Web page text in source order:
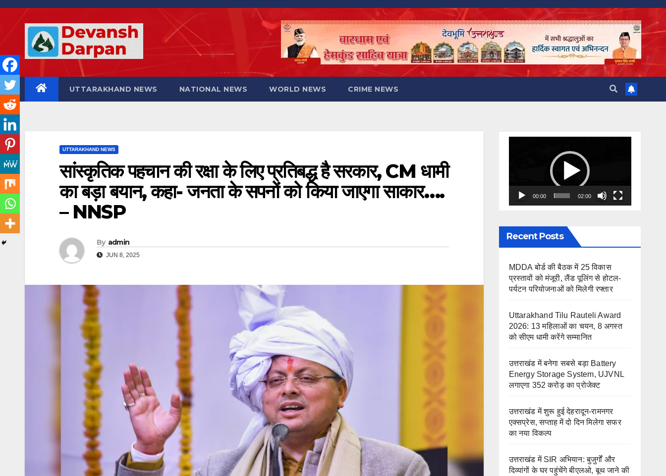
Skip
UTTARAKHAND NEWS NATIONAL NEWS WORLD NEWS CRIME NEWS
UTTARAKHAND NEWS
सांस्कृतिक पहचान की रक्षा के लिए प्रतिबद्ध है सरकार, CM धामी
का बड़ा बयान, कहा- जनता के सपनों को किया जाएगा साकार….
– NNSP
By admin
JUN 8, 2025
00:00 02:00
Recent Posts
MDDA बोर्ड की बैठक में 25 विकास
प्रस्तावों को मंजूरी, लैंड पूलिंग से होटल-
पर्यटन परियोजनाओं को मिलेगी रफ्तार
Uttarakhand Tilu Rauteli Award
2026: 13 महिलाओं का चयन, 8 अगस्त
को सीएम धामी करेंगे सम्मानित
उत्तराखंड में बनेगा सबसे बड़ा Battery
Energy Storage System, UJVNL
लगाएगा 352 करोड़ का प्रोजेक्ट
उत्तराखंड में शुरू हुई देहरादून-रामनगर
एक्सप्रेस, सप्ताह में दो दिन मिलेगा सफर
का नया विकल्प
उत्तराखंड में SIR अभियान: बुजुर्गों और
दिव्यांगों के घर पहुंचेंगे बीएलओ, बूथ जाने की